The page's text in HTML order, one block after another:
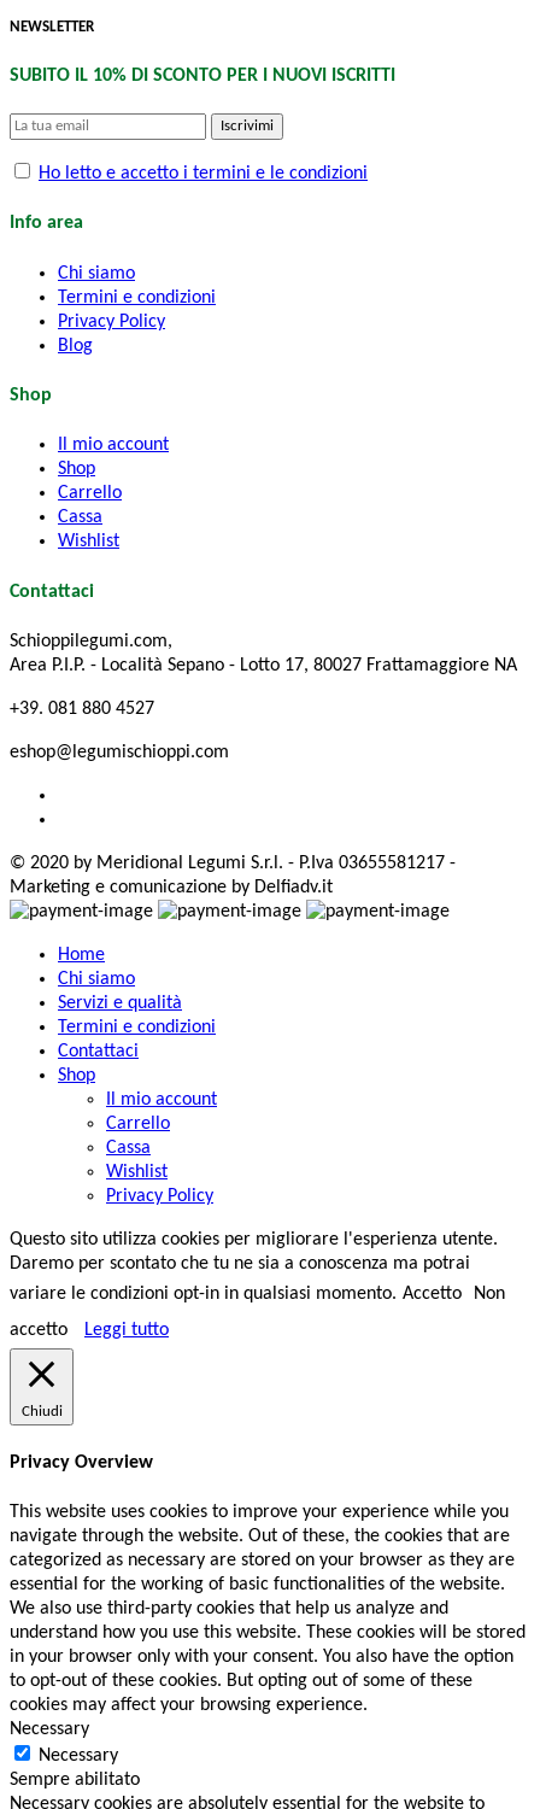
NEWSLETTER
SUBITO IL 10% DI SCONTO PER I NUOVI ISCRITTI
Iscrivimi
Ho letto e accetto i termini e le condizioni
Info area
Chi siamo
Termini e condizioni
Privacy Policy
Blog
Shop
Il mio account
Shop
Carrello
Cassa
Wishlist
Contattaci
Schioppilegumi.com,
Area P.I.P. - Località Sepano - Lotto 17, 80027 Frattamaggiore NA
+39. 081 880 4527
eshop@legumischioppi.com
© 2020 by Meridional Legumi S.r.l. - P.Iva 03655581217 -
Marketing e comunicazione by Delfiadv.it
Home
Chi siamo
Servizi e qualità
Termini e condizioni
Contattaci
Shop
Il mio account
Carrello
Cassa
Wishlist
Privacy Policy
Questo sito utilizza cookies per migliorare l'esperienza utente.
Daremo per scontato che tu ne sia a conoscenza ma potrai
variare le condizioni opt-in in qualsiasi momento. Accetto
Non
accetto
Leggi tutto
Chiudi
Privacy Overview
This website uses cookies to improve your experience while you
navigate through the website. Out of these, the cookies that are
categorized as necessary are stored on your browser as they are
essential for the working of basic functionalities of the website.
We also use third-party cookies that help us analyze and
understand how you use this website. These cookies will be stored
in your browser only with your consent. You also have the option
to opt-out of these cookies. But opting out of some of these
cookies may affect your browsing experience.
Necessary
Necessary
Sempre abilitato
Necessary cookies are absolutely essential for the website to